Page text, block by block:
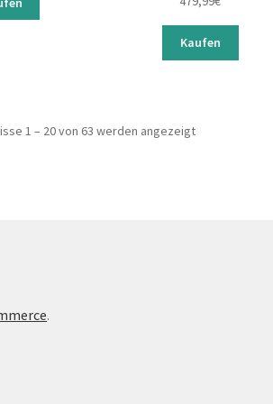
Kaufen
1 – 20 von 63 werden angezeigt
.